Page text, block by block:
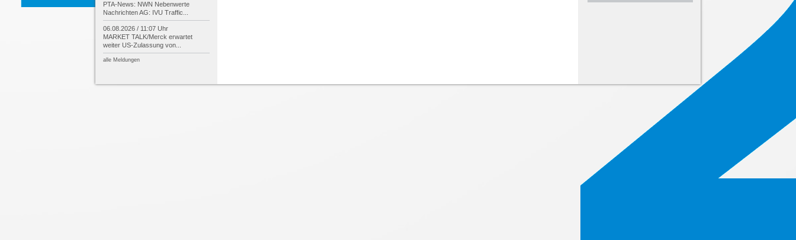
PTA-News: NWN Nebenwerte
Nachrichten AG: IVU Traffic...
06.08.2026 / 11:07 Uhr
MARKET TALK/Merck erwartet
weiter US-Zulassung von...
alle Meldungen